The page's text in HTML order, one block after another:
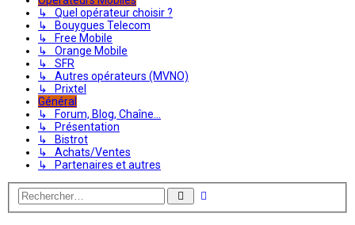
↳ Quel opérateur choisir ?
↳ Bouygues Telecom
↳ Free Mobile
↳ Orange Mobile
↳ SFR
↳ Autres opérateurs (MVNO)
↳ Prixtel
Général
↳ Forum, Blog, Chaîne...
↳ Présentation
↳ Bistrot
↳ Achats/Ventes
↳ Partenaires et autres
Rechercher